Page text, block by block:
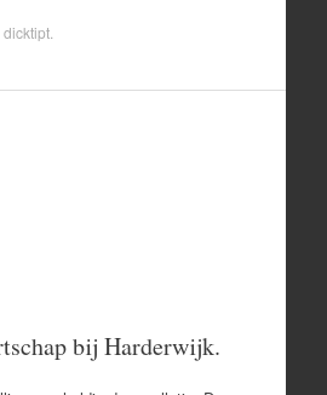
dicktipt.
bij Harderwijk.